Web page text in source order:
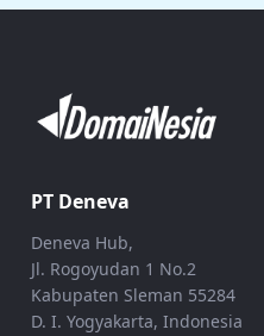
PT Deneva
Deneva Hub,
Jl. Rogoyudan 1 No.2
Kabupaten Sleman 55284
D. I. Yogyakarta, Indonesia